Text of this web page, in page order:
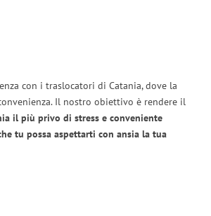
con i traslocatori di Catania, dove la
Il nostro obiettivo è rendere il
il più privo di stress e conveniente
tu possa aspettarti con ansia la tua